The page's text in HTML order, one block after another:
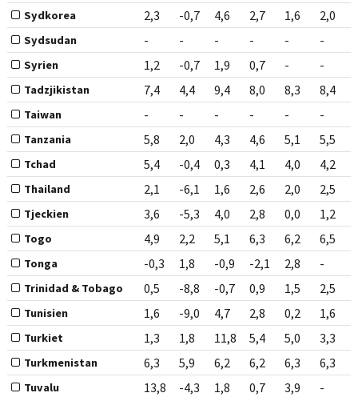
Sydkorea 2,3 -0,7 4,6 2,7 1,6 2,0
Sydsudan - - - - - -
Syrien 1,2 -0,7 1,9 0,7 - -
Tadzjikistan 7,4 4,4 9,4 8,0 8,3 8,4
Taiwan - - - - - -
Tanzania 5,8 2,0 4,3 4,6 5,1 5,5
Tchad 5,4 -0,4 0,3 4,1 4,0 4,2
Thailand 2,1 -6,1 1,6 2,6 2,0 2,5
Tjeckien 3,6 -5,3 4,0 2,8 0,0 1,2
Togo 4,9 2,2 5,1 6,3 6,2 6,5
Tonga -0,3 1,8 -0,9 -2,1 2,8 -
Trinidad & Tobago 0,5 -8,8 -0,7 0,9 1,5 2,5
Tunisien 1,6 -9,0 4,7 2,8 0,2 1,6
Turkiet 1,3 1,8 11,8 5,4 5,0 3,3
Turkmenistan 6,3 5,9 6,2 6,2 6,3 6,3
Tuvalu 13,8 -4,3 1,8 0,7 3,9 -